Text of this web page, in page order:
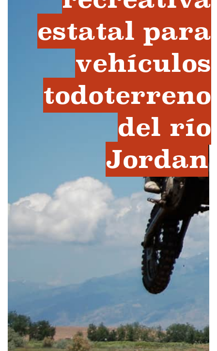
estatal para
vehículos
todoterreno
del río
Jordan